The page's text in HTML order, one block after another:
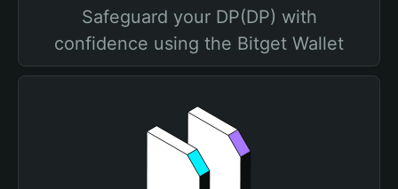
Safeguard your DP(DP) with
confidence using the Bitget Wallet